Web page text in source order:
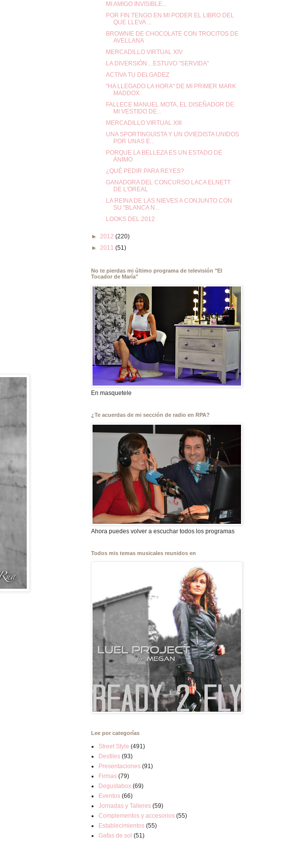
MI AMIGO INVISIBLE...
POR FIN TENGO EN MI PODER EL LIBRO DEL
QUE LLEVA ...
BROWNIE DE CHOCOLATE CON TROCITOS DE
AVELLANA
MERCADILLO VIRTUAL XIV
LA DIVERSIÓN... ESTUVO "SERVIDA"
ACTIVA TU DELGADEZ
"HA LLEGADO LA HORA" DE MI PRIMER MARK
MADDOX
FALLECE MANUEL MOTA, EL DISEÑADOR DE
MI VESTIDO DE...
MERCADILLO VIRTUAL XIII
UNA SPORTINGUISTA Y UN OVIEDISTA UNIDOS
POR UNAS E...
PORQUE LA BELLEZA ES UN ESTADO DE
ÁNIMO
¿QUÉ PEDIR PARA REYES?
GANADORA DEL CONCURSO LACA ELNETT
DE L'OREAL
LA REINA DE LAS NIEVES A CONJUNTO CON
SU "BLANCA N...
LOOKS DEL 2012
► 2012 (220)
► 2011 (51)
No te pierdas mi último programa de televisión "El
Tocador de María"
En masquetele
¿Te acuerdas de mi sección de radio en RPA?
Ahora puedes volver a escuchar todos los programas
Todos mis temas musicales reunidos en
Lee por categorías
Street Style (491)
Desfiles (93)
Presentaciones (91)
Firmas (79)
Degustabox (69)
Eventos (66)
Jornadas y Talleres (59)
Complementos y accesorios (55)
Establecimientos (55)
Gafas de sol (51)